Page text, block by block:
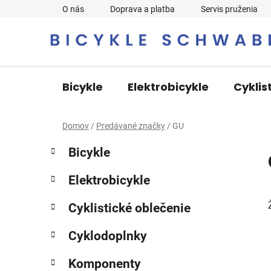
O nás Doprava a platba Servis pruženia
Bicykle Elektrobicykle
Domov / Predávané značky / GU
B
o
č
ý
a
n
kategórie
K
a
e
ó
i
Bicykle
Elektrobicykle
Cyklistické oblečenie
Cyklodoplnky
Komponenty